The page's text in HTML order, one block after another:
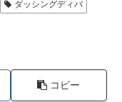
ダッシングディバ
コピー